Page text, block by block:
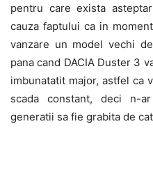
pentru care exista
cauza faptului ca in
vanzare un model vechi
pana cand DACIA Duster 3
imbunatatit major, astfel ca
scada constant, deci n-
generatii sa fie grabita de